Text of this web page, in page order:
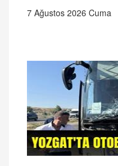
7 Ağustos 2026 Cuma